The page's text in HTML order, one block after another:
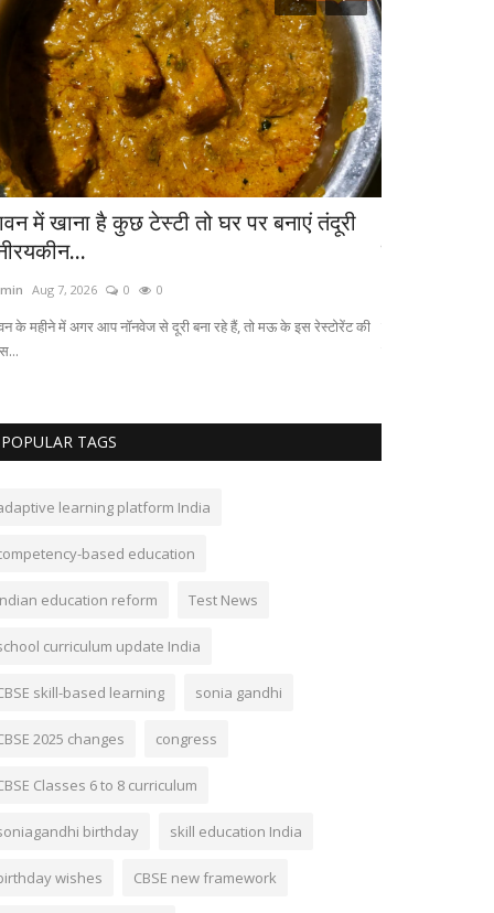
में खाना है कुछ टेस्टी तो घर पर बनाएं तंदूरी
Aug 7, 2026 0 0
के महीने में अगर आप नॉनवेज से दूरी बना रहे हैं, तो मऊ के इस रेस्टोरेंट की
POPULAR TAGS
learning platform India
based education
education reform Test News
curriculum update India
skill-based learning sonia gandhi
2025 changes congress
Classes 6 to 8 curriculum
birthday skill education India
wishes CBSE new framework